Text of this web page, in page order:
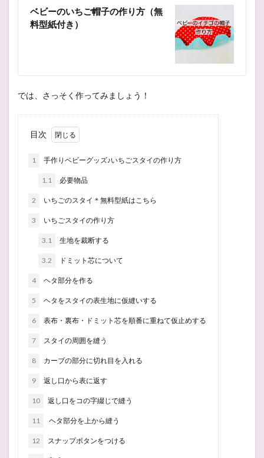
ベビーのいちご帽子の作り方（無
料型紙付き）
では、さっそく作ってみましょう！
目次
1 手作りベビーグッズ♪いちごスタイの作り方
1.1 必要物品
2 いちごのスタイ＊無料型紙はこちら
3 いちごスタイの作り方
3.1 生地を裁断する
3.2 ドミット芯について
4 ヘタ部分を作る
5 ヘタをスタイの表生地に仮縫いする
6 表布・裏布・ドミット芯を順番に重ねて仮止めする
7 スタイの周囲を縫う
8 カーブの部分に切れ目を入れる
9 返し口から表に返す
10 返し口をコの字綴じで縫う
11 ヘタ部分を上から縫う
12 スナップボタンをつける